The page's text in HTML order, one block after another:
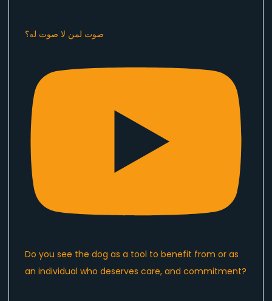
صوت لمن لا صوت له؟
Do you see the dog as a tool to benefit from or as
an individual who deserves care, and commitment?